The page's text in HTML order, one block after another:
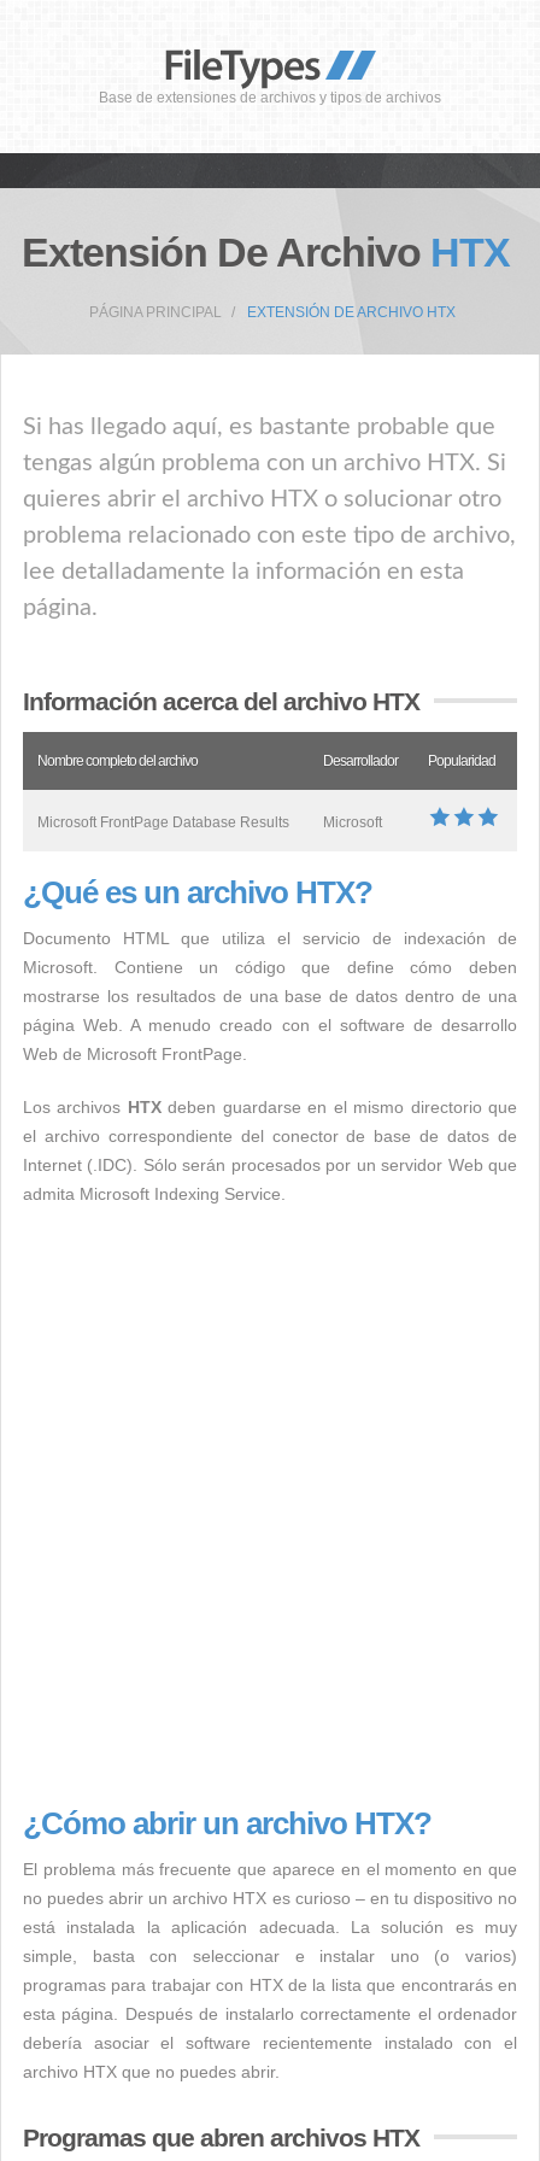
Base de extensiones de archivos y tipos de archivos
Extensión De Archivo HTX
PÁGINA PRINCIPAL EXTENSIÓN DE ARCHIVO HTX
Si has llegado aquí, es bastante probable que
tengas algún problema con un archivo HTX. Si
quieres abrir el archivo HTX o solucionar otro
problema relacionado con este tipo de archivo,
lee detalladamente la información en esta
página.
Información acerca del archivo HTX
Nombre completo del archivo Desarrollador Popularidad
Microsoft FrontPage Database Results Microsoft
¿Qué es un archivo HTX?
Documento HTML que utiliza el servicio de indexación de
Microsoft. Contiene un código que define cómo deben
mostrarse los resultados de una base de datos dentro de una
página Web. A menudo creado con el software de desarrollo
Web de Microsoft FrontPage.
Los archivos HTXdeben guardarse en el mismo directorio que
el archivo correspondiente del conector de base de datos de
Internet (.IDC). Sólo serán procesados ​​por un servidor Web que
admita Microsoft Indexing Service.
¿Cómo abrir un archivo HTX?
El problema más frecuente que aparece en el momento en que
no puedes abrir un archivo HTX es curioso – en tu dispositivo no
está instalada la aplicación adecuada. La solución es muy
simple, basta con seleccionar e instalar uno (o varios)
programas para trabajar con HTX de la lista que encontrarás en
esta página. Después de instalarlo correctamente el ordenador
debería asociar el software recientemente instalado con el
archivo HTX que no puedes abrir.
Programas que abren archivos HTX